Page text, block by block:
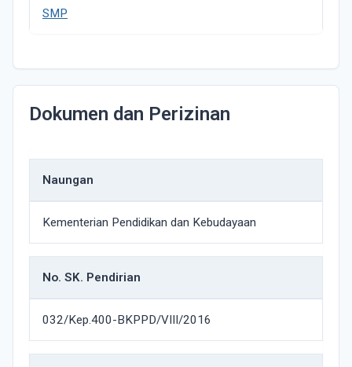
SMP
Dokumen dan Perizinan
Naungan
Kementerian Pendidikan dan Kebudayaan
No. SK. Pendirian
032/Kep.400-BKPPD/VIII/2016